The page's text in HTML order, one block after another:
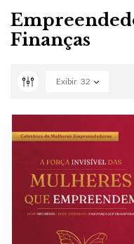
Finanças
Exibir 32